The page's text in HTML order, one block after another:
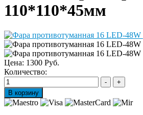
110*110*45мм
Цена: 1300 Руб.
Количество: